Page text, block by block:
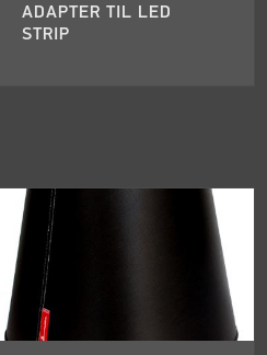
ADAPTER TIL LED
STRIP